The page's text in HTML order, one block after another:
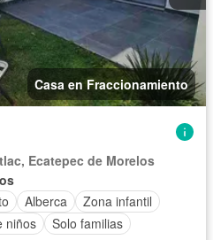
Casa en Fraccionamiento
Ecatepec de Morelos
Alberca
Zona infantil
niños
Solo familias